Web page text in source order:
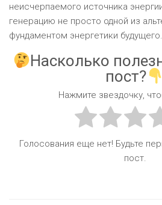
неисчерпаемого источника
генерацию не просто одной из
фундаментом энергетики будущего.
Насколько
пост?
Нажмите звездочку,
Голосования еще нет! Будьте
пост.